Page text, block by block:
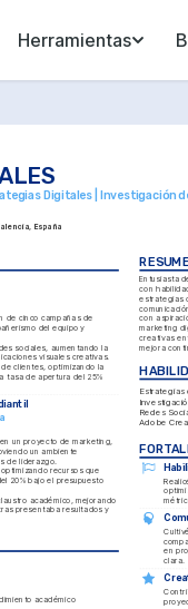
Herramientas
Digitales | Investigación
España
de cinco campañas de
del equipo y
sociales, aumentando la
visuales creativas.
clientes, optimizando la
tasa de apertura del 25%
un proyecto de marketing,
un ambiente
de liderazgo.
recursos que
20% bajo el presupuesto
académico, mejorando
presentaba resultados y
académico
Entusiasta
con
estrategias
con
marketing
creativas
mejora
Estrategias
Redes
Adobe
en
clara.